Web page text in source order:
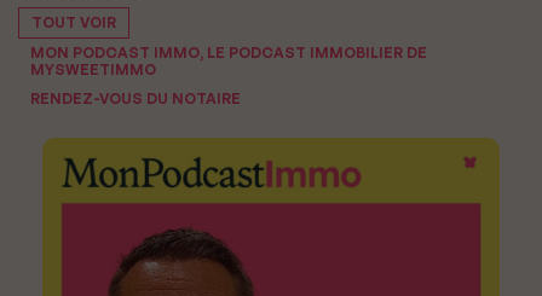
TOUT VOIR
MON PODCAST IMMO, LE PODCAST IMMOBILIER DE
MYSWEETIMMO
RENDEZ-VOUS DU NOTAIRE